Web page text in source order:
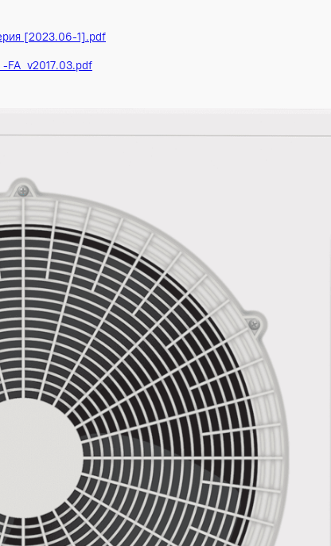
см
внутренние блоки ARV систем средненапорные
серия [2023.06-1].pdf
FA_v2017.03.pdf